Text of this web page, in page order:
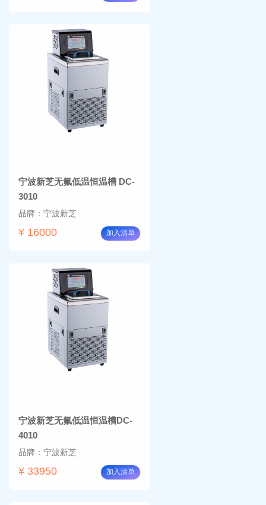
宁波新芝无氟低温恒温槽 DC-
3010
品牌：宁波新芝
¥ 16000 加入清单
宁波新芝无氟低温恒温槽DC-
4010
品牌：宁波新芝
¥ 33950 加入清单